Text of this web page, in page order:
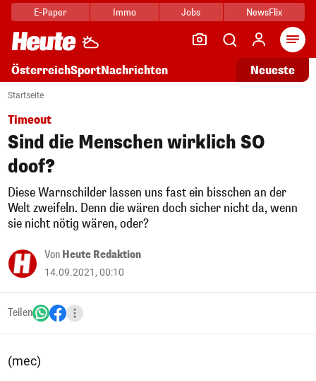
E-Paper Immo Jobs NewsFlix
ÖsterreichSportNachrichten Neueste
Startseite
Timeout
Sind die Menschen wirklich SO
doof?
Diese Warnschilder lassen uns fast ein bisschen an der
Welt zweifeln. Denn die wären doch sicher nicht da, wenn
sie nicht nötig wären, oder?
Von Heute Redaktion
14.09.2021, 00:10
Teilen
(mec)